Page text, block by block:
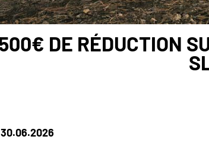
DE RÉDUCTION